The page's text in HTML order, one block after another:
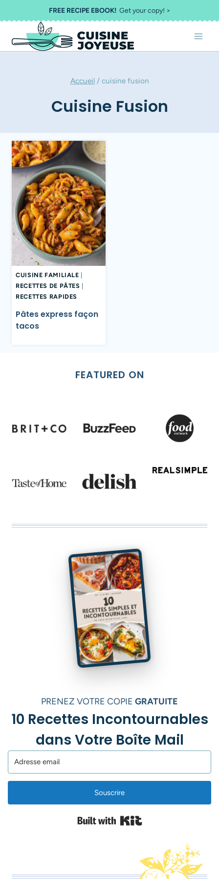
au
contenu
FREE RECIPE EBOOK!Get your copy! >
Accueil / cuisine fusion
Cuisine Fusion
CUISINE FAMILIALE
RECETTES DE PÂTES
RECETTES RAPIDES
Pâtes express façon
tacos
FEATURED ON
PRENEZ VOTRE COPIE GRATUITE
10 Recettes Incontournables
dans Votre Boîte Mail
Souscrire
Built with Kit